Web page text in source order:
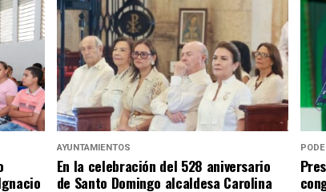
AYUNTAMIENTOS
En la celebración del 528 aniversario
de Santo Domingo alcaldesa Carolina